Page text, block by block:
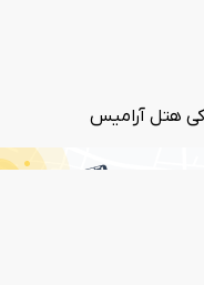
هتل آرامیس